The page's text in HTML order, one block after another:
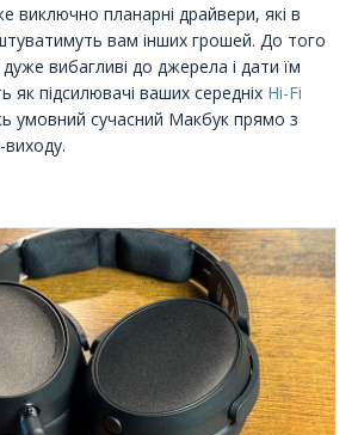
виключно планарні драйвери, які в
вам інших грошей. До того
вибагливі до джерела і дати їм
як підсилювачі ваших середніх Hi-Fi
умовний сучасний Макбук прямо з